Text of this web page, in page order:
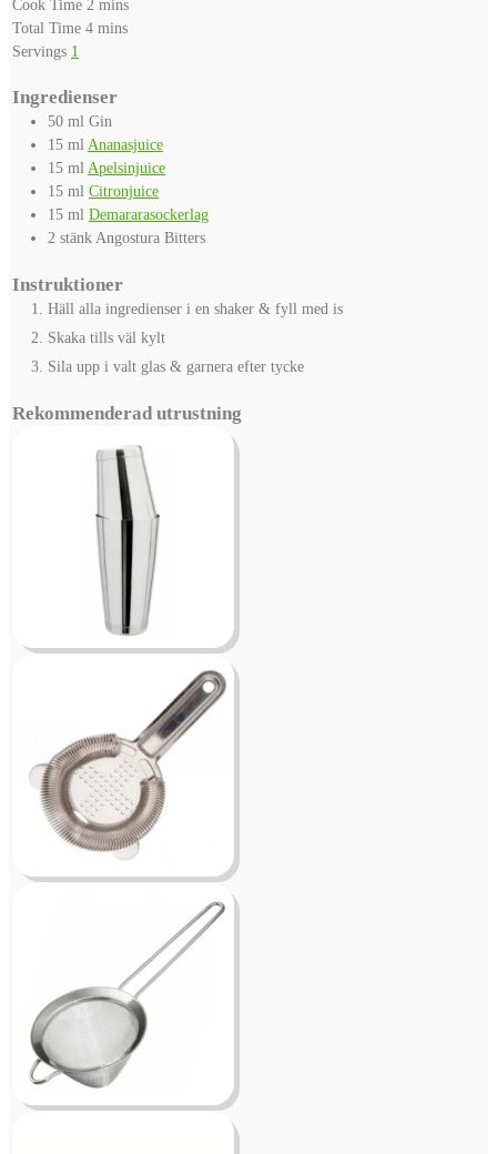
Cook Time 2 mins
Total Time 4minutes
mins
Servings 1
Ingredienser
50 ml Gin
15 mlAnanasjuice
15 mlApelsinjuice
15 ml Citronjuice
15 ml Demararasockerlag
2 stänkAngostura Bitters
Instruktioner
Häll alla ingredienser i en shaker & fyll med is
Skaka tills väl kylt
Sila upp i valt glas & garnera efter tycke
Rekommenderad utrustning